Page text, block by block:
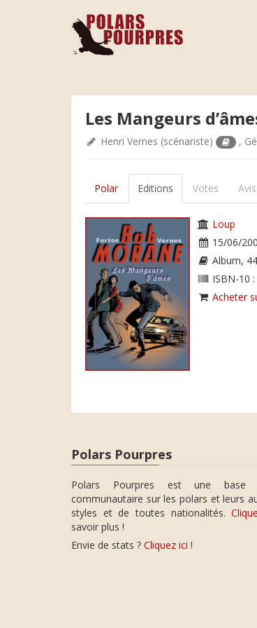
Les Mangeurs
Henri Vernes (scénariste) ,
Polar Editions Votes Avis
Loup
15/06/
Album,
ISBN-10
Acheter
Polars Pourpres
Polars Pourpres est une base
communautaire sur les polars et leurs
styles et de toutes nationalités.
savoir plus !
Envie de stats ? Cliquez ici !